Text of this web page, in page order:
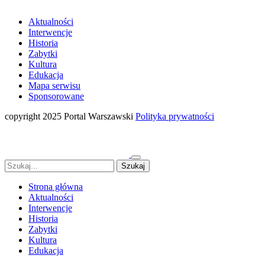
Aktualności
Interwencje
Historia
Zabytki
Kultura
Edukacja
Mapa serwisu
Sponsorowane
copyright 2025 Portal Warszawski Polityka prywatności
Strona główna
Aktualności
Interwencje
Historia
Zabytki
Kultura
Edukacja